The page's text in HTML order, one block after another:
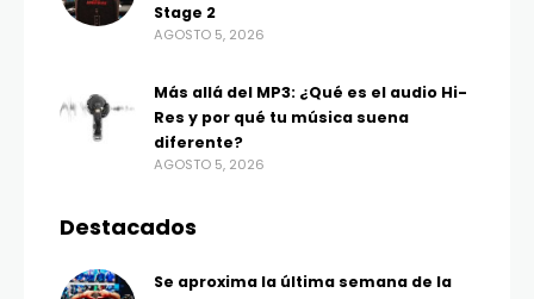
Stage 2
AGOSTO 5, 2026
Más allá del MP3: ¿Qué es el audio Hi-
Res y por qué tu música suena
diferente?
AGOSTO 5, 2026
Destacados
Se aproxima la última semana de la